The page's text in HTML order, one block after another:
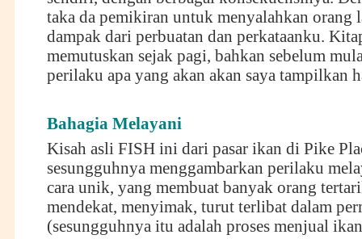
taka da pemikiran untuk menyalahkan orang
dampak dari perbuatan dan perkataanku.
memutuskan sejak pagi, bahkan sebelum
perilaku apa yang akan akan saya tampilkan
Bahagia Melayani
Kisah asli FISH ini dari pasar ikan di Pike
sesungguhnya menggambarkan perilaku
cara unik, yang membuat banyak orang
mendekat, menyimak, turut terlibat dalam
(sesungguhnya itu adalah proses menjual